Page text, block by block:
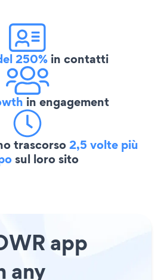
250% in contatti
in engagement
trascorso2,5 volte più
sul loro sito
app
any